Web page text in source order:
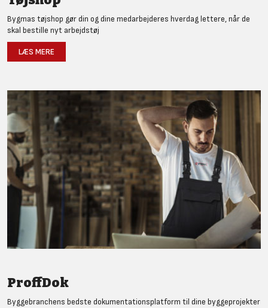
Bygmas tøjshop gør din og dine medarbejderes hverdag lettere, når de
skal bestille nyt arbejdstøj
LÆS MERE
ProffDok
Byggebranchens bedste dokumentationsplatform til dine byggeprojekter